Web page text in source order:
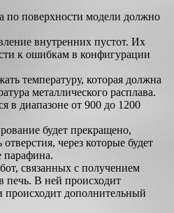
по поверхности модели должно
внутренних пустот. Их
к ошибкам в конфигурации
температуру, которая должна
металлического расплава.
в диапазоне от 900 до 1200
будет прекращено,
через которые будет
парафина.
связанных с получением
В ней происходит
происходит дополнительный